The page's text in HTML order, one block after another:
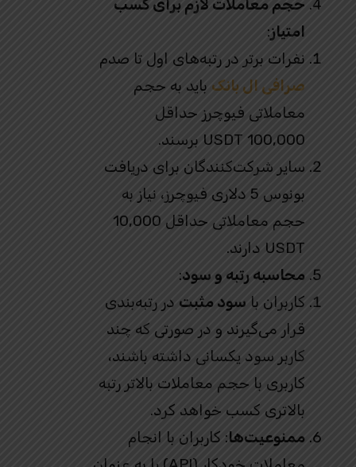
حجم معاملات لازم برای کسب
امتیاز:
نفرات برتر در رتبه‌های اول تا صدم
صرافی ال بانک باید به حجم
معاملاتی فیوچرز حداقل
100,000 USDT برسند.
سایر شرکت‌کنندگان برای دریافت
بونوس 5 دلاری فیوچرز، نیاز به
حجم معاملاتی حداقل 10,000
USDT دارند.
محاسبه رتبه و سود:
کاربران با سود مثبت در رتبه‌بندی
قرار می‌گیرند و در صورتی که چند
کاربر سود یکسانی داشته باشند،
کاربری با حجم معاملات بالاتر رتبه
بالاتری کسب خواهد کرد.
ممنوعیت‌ها: کاربران با انجام